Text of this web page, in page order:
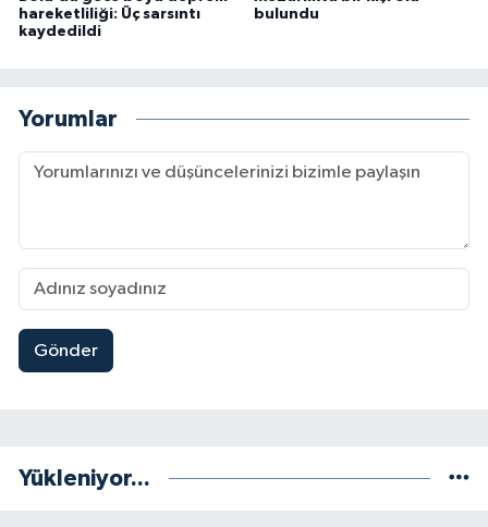
hareketliliği: Üç sarsıntı
kaydedildi
bulundu
Yorumlar
Gönder
Yükleniyor...